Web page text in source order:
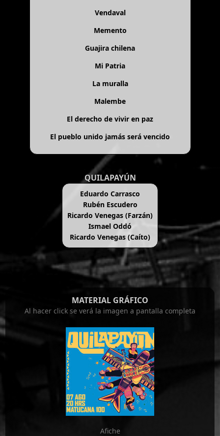
Vendaval
Memento
Guajira chilena
Mi Patria
La muralla
Malembe
El derecho de vivir en paz
El pueblo unido jamás será vencido
QUILAPAYÚN
Eduardo Carrasco
Rubén Escudero
Ricardo Venegas (Farzán)
Ismael Oddó
Ricardo Venegas (Caíto)
MATERIAL GRÁFICO
Al hacer click se verá la imagen a pantalla completa
Afiche